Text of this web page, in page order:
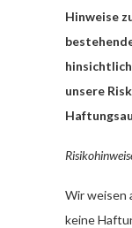
Hinweise
unsere
Wir weisen
keine